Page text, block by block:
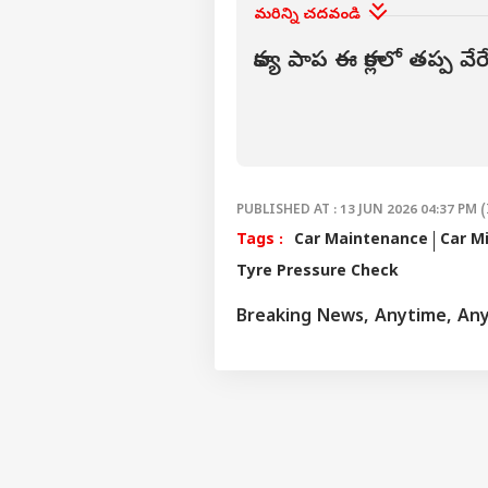
మరిన్ని చదవండి
కావ్య పాప ఈ కార్లలో తప్ప
PUBLISHED AT : 13 JUN 2026 04:37 PM
Tags : Car Maintenance Car
Tyre Pressure Check
Breaking News, Anytime,
LOGIN